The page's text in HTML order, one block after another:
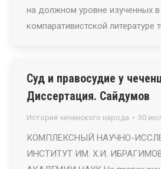
на должном уровне изученных в
компаративистской литературе
Суд и правосудие у
Диссертация. Сайдумов
История чеченского народа 30
КОМПЛЕКСНЫЙ НАУЧНО-
ИНСТИТУТ ИМ. Х.И.